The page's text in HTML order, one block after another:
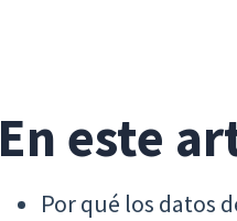
En este
Por qué los datos